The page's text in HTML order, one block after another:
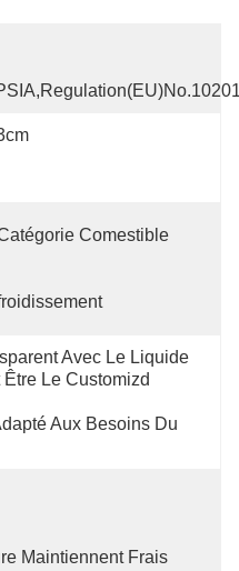
Comestible
Avec Le Liquide
Être Le Customizd
Aux Besoins Du
Maintiennent Frais